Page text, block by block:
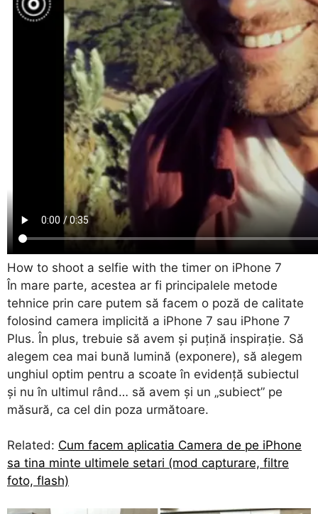
How to shoot a selfie with the timer on iPhone 7
În mare parte, acestea ar fi principalele metode
tehnice prin care putem să facem o poză de calitate
folosind camera implicită a iPhone 7 sau iPhone 7
Plus. În plus, trebuie să avem și puțină inspirație. Să
alegem cea mai bună lumină (exponere), să alegem
unghiul optim pentru a scoate în evidență subiectul
și nu în ultimul rând… să avem și un „subiect” pe
măsură, ca cel din poza următoare.
Related: Cum facem aplicatia Camera de pe iPhone
sa tina minte ultimele setari (mod capturare, filtre
foto, flash)